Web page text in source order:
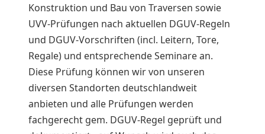
Konstruktion und Bau von Traversen sowie
UVV-Prüfungen nach aktuellen DGUV-Regeln
und DGUV-Vorschriften (incl. Leitern, Tore,
Regale) und entsprechende Seminare an.
Diese Prüfung können wir von unseren
diversen Standorten deutschlandweit
anbieten und alle Prüfungen werden
fachgerecht gem. DGUV-Regel geprüft und